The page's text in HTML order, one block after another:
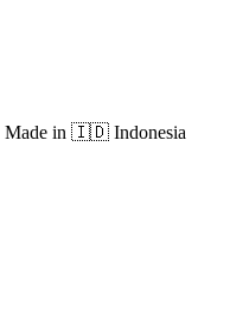
Made in 🇮🇩 Indonesia